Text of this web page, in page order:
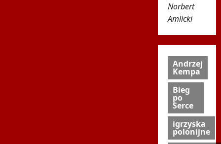
Norbert
Amlicki
Andrzej
Kempa
Bieg
po
Serce
igrzyska
polonijne